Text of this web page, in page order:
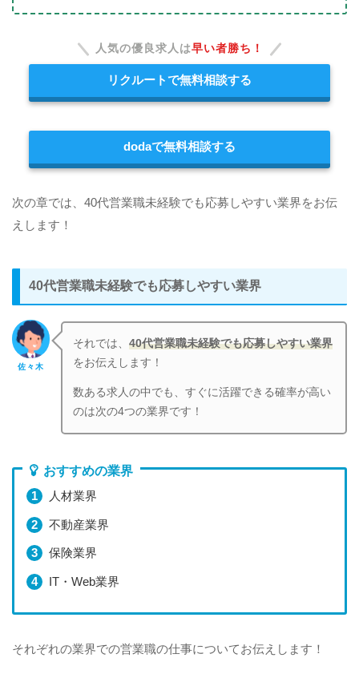
人気の優良求人は早い者勝ち！
リクルートで無料相談する
dodaで無料相談する
次の章では、40代営業職未経験でも応募しやすい業界をお伝
えします！
40代営業職未経験でも応募しやすい業界
佐々木
それでは、40代営業職未経験でも応募しやすい業界
をお伝えします！
数ある求人の中でも、すぐに活躍できる確率が高い
のは次の4つの業界です！
おすすめの業界
人材業界
不動産業界
保険業界
IT・Web業界
それぞれの業界での営業職の仕事についてお伝えします！